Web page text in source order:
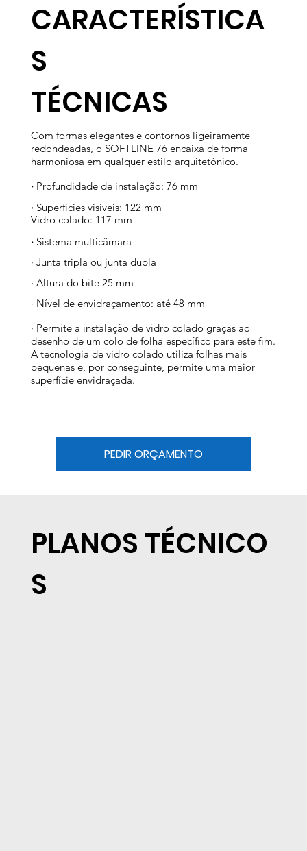
CARACTERÍSTICA
S
​TÉCNICAS
Com formas elegantes e contornos ligeiramente
redondeadas, o SOFTLINE 76 encaixa de forma
harmoniosa em qualquer estilo arquitetónico.
· Profundidade de instalação: 76 mm
· Superfícies visíveis: 122 mm
Vidro colado: 117 mm
· Sistema multicâmara
· Junta tripla ou junta dupla
· Altura do bite 25 mm
· Nível de envidraçamento: até 48 mm
· Permite a instalação de vidro colado graças ao
desenho de um colo de folha específico para este fim.
A tecnologia de vidro colado utiliza folhas mais
pequenas e, por conseguinte, permite uma maior
superfície envidraçada.
PEDIR ORÇAMENTO
PLANOS TÉCNICO
S